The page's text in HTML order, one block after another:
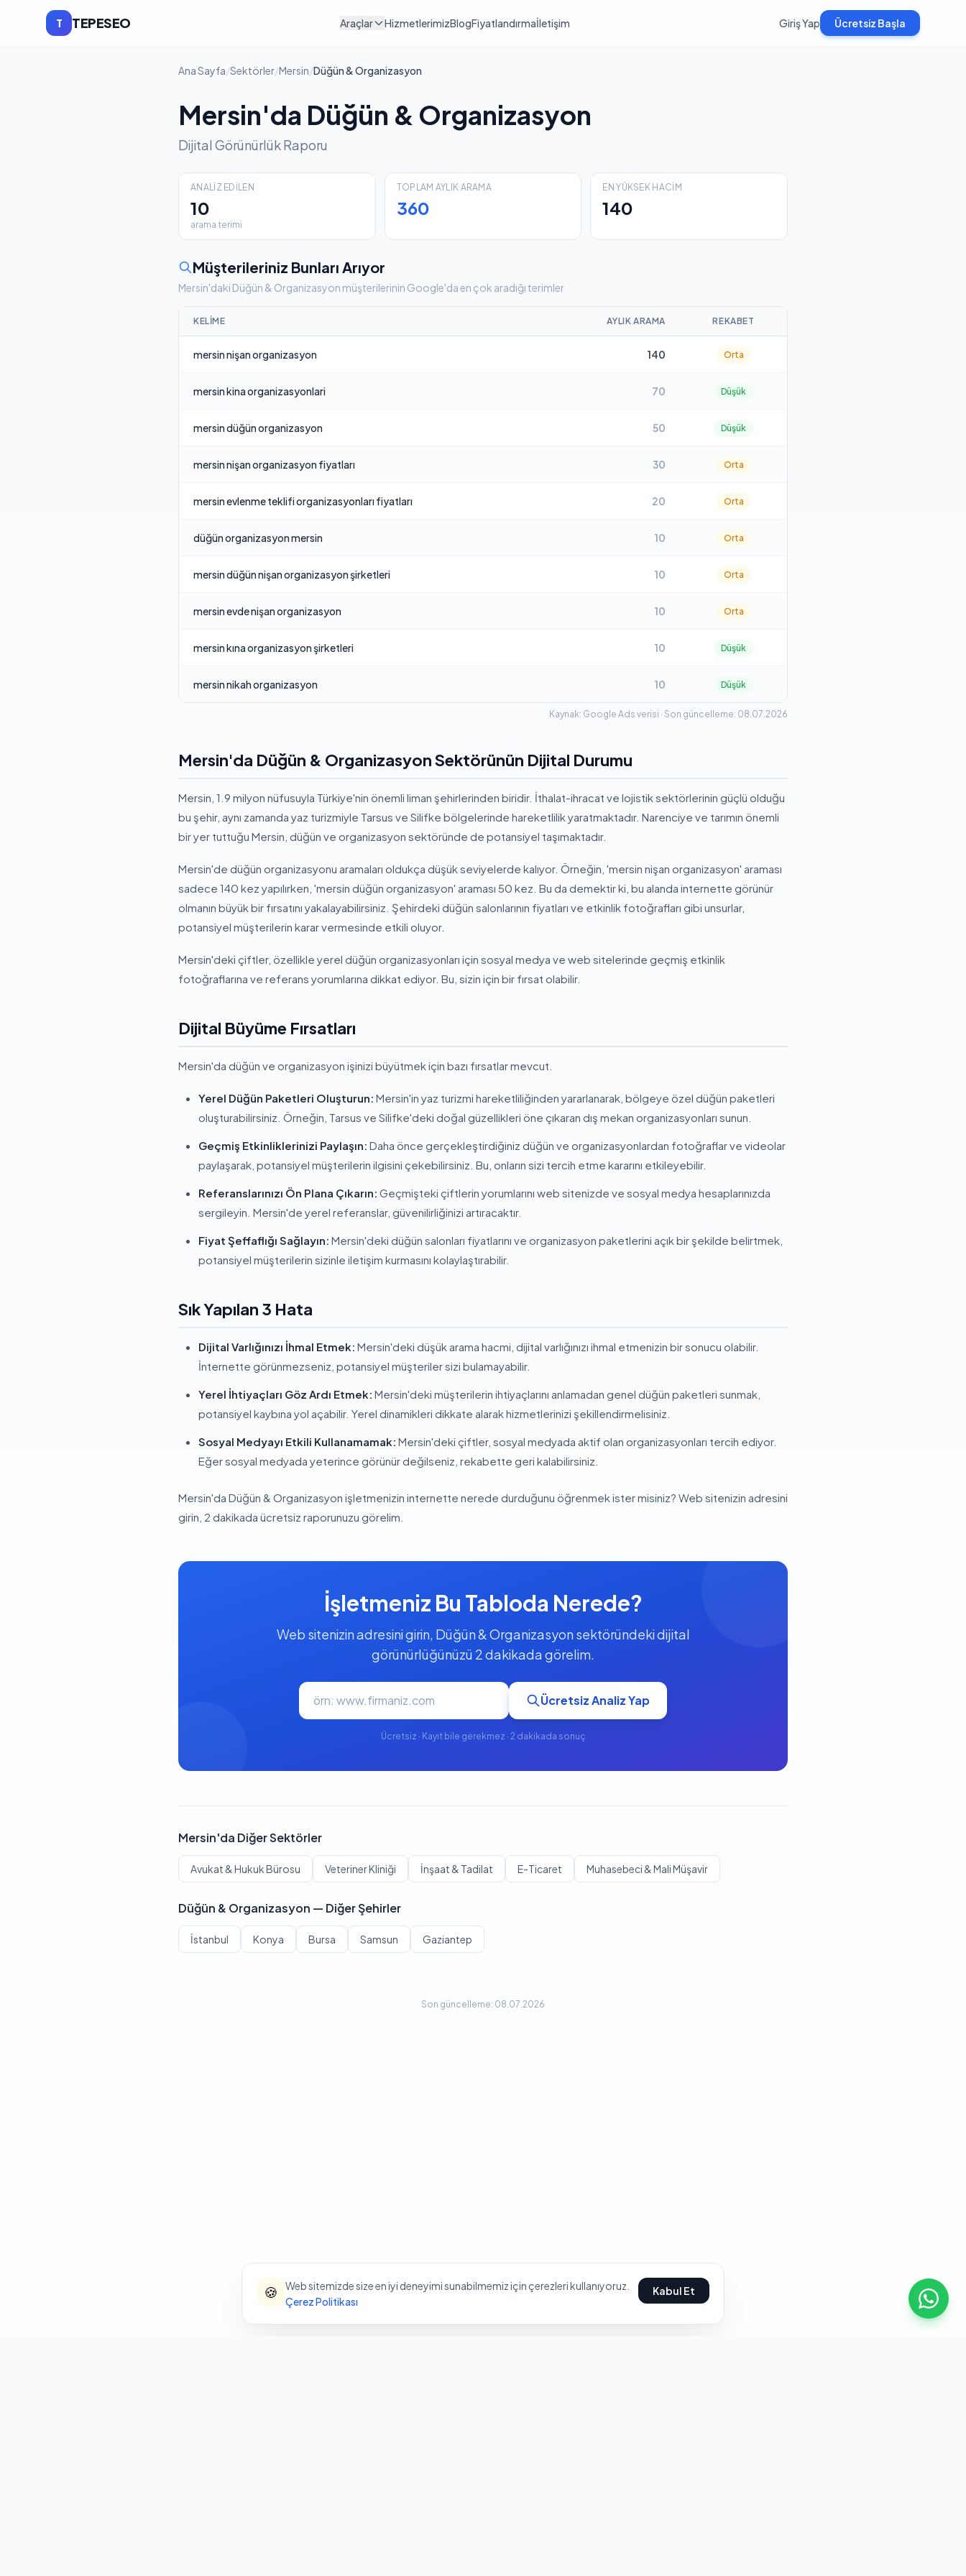
T TEPESEO Araçlar HizmetlerimizBlogFiyatlandırmaİletişim Giriş Yap Ücretsiz Başla
Ana Sayfa/Sektörler/Mersin/Düğün & Organizasyon
Mersin'da Düğün & Organizasyon
Dijital Görünürlük Raporu
ANALIZ EDILEN
10
arama terimi
TOPLAM AYLIK ARAMA
360
EN YÜKSEK HACIM
140
Müşterileriniz Bunları Arıyor
Mersin'daki Düğün & Organizasyon müşterilerinin Google'da en çok aradığı terimler
KELIME AYLIK ARAMA REKABET
mersin nişan organizasyon 140 Orta
mersin kina organizasyonlari 70 Düşük
mersin düğün organizasyon 50 Düşük
mersin nişan organizasyon fiyatları 30 Orta
mersin evlenme teklifi organizasyonları fiyatları 20 Orta
düğün organizasyon mersin 10 Orta
mersin düğün nişan organizasyon şirketleri 10 Orta
mersin evde nişan organizasyon 10 Orta
mersin kına organizasyon şirketleri 10 Düşük
mersin nikah organizasyon 10 Düşük
Kaynak: Google Ads verisi · Son güncelleme: 08.07.2026
Mersin'da Düğün & Organizasyon Sektörünün Dijital Durumu
Mersin, 1.9 milyon nüfusuyla Türkiye'nin önemli liman şehirlerinden biridir. İthalat-ihracat ve lojistik sektörlerinin güçlü olduğu
bu şehir, aynı zamanda yaz turizmiyle Tarsus ve Silifke bölgelerinde hareketlilik yaratmaktadır. Narenciye ve tarımın önemli
bir yer tuttuğu Mersin, düğün ve organizasyon sektöründe de potansiyel taşımaktadır.
Mersin'de düğün organizasyonu aramaları oldukça düşük seviyelerde kalıyor. Örneğin, 'mersin nişan organizasyon' araması
sadece 140 kez yapılırken, 'mersin düğün organizasyon' araması 50 kez. Bu da demektir ki, bu alanda internette görünür
olmanın büyük bir fırsatını yakalayabilirsiniz. Şehirdeki düğün salonlarının fiyatları ve etkinlik fotoğrafları gibi unsurlar,
potansiyel müşterilerin karar vermesinde etkili oluyor.
Mersin'deki çiftler, özellikle yerel düğün organizasyonları için sosyal medya ve web sitelerinde geçmiş etkinlik
fotoğraflarına ve referans yorumlarına dikkat ediyor. Bu, sizin için bir fırsat olabilir.
Dijital Büyüme Fırsatları
Mersin'da düğün ve organizasyon işinizi büyütmek için bazı fırsatlar mevcut.
Yerel Düğün Paketleri Oluşturun: Mersin'in yaz turizmi hareketliliğinden yararlanarak, bölgeye özel düğün paketleri
oluşturabilirsiniz. Örneğin, Tarsus ve Silifke'deki doğal güzellikleri öne çıkaran dış mekan organizasyonları sunun.
Geçmiş Etkinliklerinizi Paylaşın: Daha önce gerçekleştirdiğiniz düğün ve organizasyonlardan fotoğraflar ve videolar
paylaşarak, potansiyel müşterilerin ilgisini çekebilirsiniz. Bu, onların sizi tercih etme kararını etkileyebilir.
Referanslarınızı Ön Plana Çıkarın: Geçmişteki çiftlerin yorumlarını web sitenizde ve sosyal medya hesaplarınızda
sergileyin. Mersin'de yerel referanslar, güvenilirliğinizi artıracaktır.
Fiyat Şeffaflığı Sağlayın: Mersin'deki düğün salonları fiyatlarını ve organizasyon paketlerini açık bir şekilde belirtmek,
potansiyel müşterilerin sizinle iletişim kurmasını kolaylaştırabilir.
Sık Yapılan 3 Hata
Dijital Varlığınızı İhmal Etmek: Mersin'deki düşük arama hacmi, dijital varlığınızı ihmal etmenizin bir sonucu olabilir.
İnternette görünmezseniz, potansiyel müşteriler sizi bulamayabilir.
Yerel İhtiyaçları Göz Ardı Etmek: Mersin'deki müşterilerin ihtiyaçlarını anlamadan genel düğün paketleri sunmak,
potansiyel kaybına yol açabilir. Yerel dinamikleri dikkate alarak hizmetlerinizi şekillendirmelisiniz.
Sosyal Medyayı Etkili Kullanamamak: Mersin'deki çiftler, sosyal medyada aktif olan organizasyonları tercih ediyor.
Eğer sosyal medyada yeterince görünür değilseniz, rekabette geri kalabilirsiniz.
Mersin'da Düğün & Organizasyon işletmenizin internette nerede durduğunu öğrenmek ister misiniz? Web sitenizin adresini
girin, 2 dakikada ücretsiz raporunuzu görelim.
İşletmeniz Bu Tabloda Nerede?
Web sitenizin adresini girin, Düğün & Organizasyon sektöründeki dijital
görünürlüğünüzü 2 dakikada görelim.
Ücretsiz Analiz Yap
Ücretsiz · Kayıt bile gerekmez · 2 dakikada sonuç
Mersin'da Diğer Sektörler
Avukat & Hukuk Bürosu Veteriner Kliniği İnşaat & Tadilat E-Ticaret Muhasebeci & Mali Müşavir
Düğün & Organizasyon — Diğer Şehirler
İstanbul Konya Bursa Samsun Gaziantep
Son güncelleme: 08.07.2026
🍪
Web sitemizde size en iyi deneyimi sunabilmemiz için çerezleri kullanıyoruz.
Çerez Politikası
Kabul Et